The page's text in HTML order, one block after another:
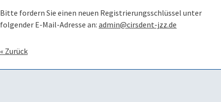
Bitte fordern Sie einen neuen Registrierungsschlüssel unter
folgender E-Mail-Adresse an: admin@cirsdent-jzz.de
« Zurück